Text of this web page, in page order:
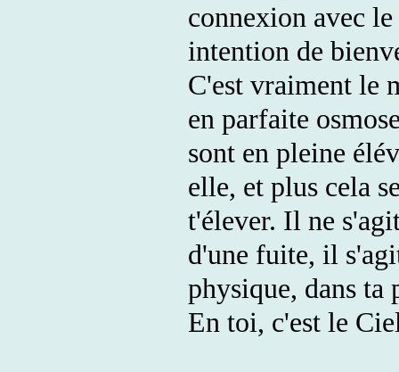
connexion avec
intention de
C'est vraiment le
en parfaite
sont en pleine
elle, et plus cela
t'élever. Il ne
d'une fuite, il
physique, dans ta
En toi, c'est le